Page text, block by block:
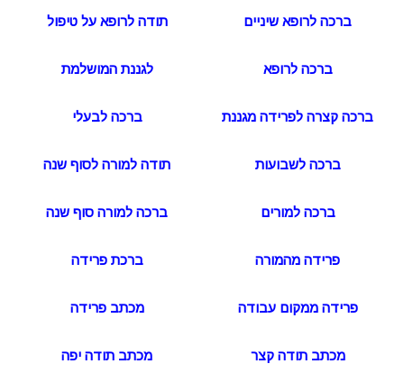
ברכה לרופא שיניים תודה לרופא על טיפול
ברכה לרופא לגננת המושלמת
ברכה קצרה לפרידה מגננת ברכה לבעלי
ברכה לשבועות תודה למורה לסוף שנה
ברכה למורים ברכה למורה סוף שנה
פרידה מהמורה ברכת פרידה
פרידה ממקום עבודה מכתב פרידה
מכתב תודה קצר מכתב תודה יפה